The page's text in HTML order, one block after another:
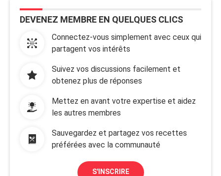
DEVENEZ MEMBRE EN QUELQUES CLICS
Connectez-vous simplement avec ceux qui
partagent vos intérêts
Suivez vos discussions facilement et
obtenez plus de réponses
Mettez en avant votre expertise et aidez
les autres membres
Sauvegardez et partagez vos recettes
préférées avec la communauté
S'INSCRIRE